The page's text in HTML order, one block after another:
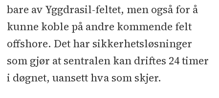
bare av Yggdrasil-feltet, men også for å
kunne koble på andre kommende felt
offshore. Det har sikkerhetsløsninger
som gjør at sentralen kan driftes 24 timer
i døgnet, uansett hva som skjer.